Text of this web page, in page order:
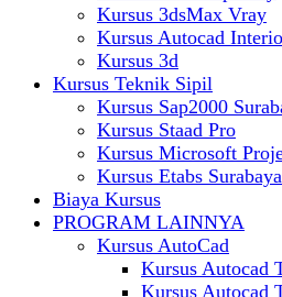
Kursus 3dsMax Vray
Kursus Autocad
Kursus 3d
Kursus Teknik Sipil
Kursus Sap2000
Kursus Staad Pro
Kursus Microsoft
Kursus Etabs Surabaya
Biaya Kursus
PROGRAM LAINNYA
Kursus AutoCad
Kursus Autocad
Kursus Autocad